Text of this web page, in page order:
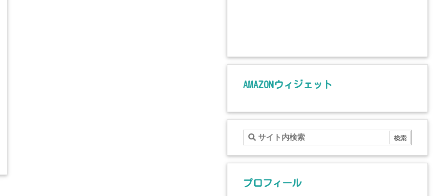
AMAZONウィジェット
プロフィール